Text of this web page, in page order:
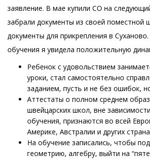
заявление. В мае купили СО на
забрали документы из своей поместной
документы для прикрепления в
обучения я увидела положительную
Ребенок с удовольствием
уроки, стал самостоятельно
заданием, пусть и не без ошибок,
Аттестаты о полном среднем
швейцарских школ, вне
обучения, признаются во всей
Америке, Австралии и других
На обучение записались, чтобы
геометрию, алгебру, выйти на